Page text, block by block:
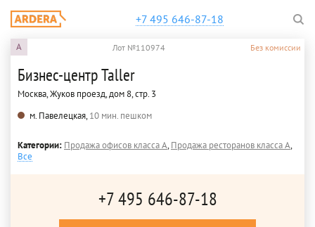
+7 495 646-87-18
A Лот №110974 Без комиссии
Бизнес-центр Taller
Москва, Жуков проезд, дом 8, стр. 3
м. Павелецкая,10 мин. пешком
Категории: Продажа офисов класса A,Продажа ресторанов класса A,
Все
+7 495 646-87-18